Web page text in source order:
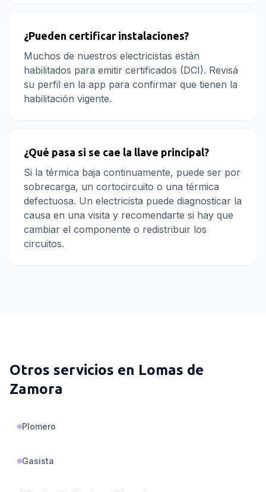
¿Pueden certificar instalaciones?
Muchos de nuestros electricistas están
habilitados para emitir certificados (DCI). Revisá
su perfil en la app para confirmar que tienen la
habilitación vigente.
¿Qué pasa si se cae la llave principal?
Si la térmica baja continuamente, puede ser por
sobrecarga, un cortocircuito o una térmica
defectuosa. Un electricista puede diagnosticar la
causa en una visita y recomendarte si hay que
cambiar el componente o redistribuir los
circuitos.
Otros servicios en Lomas de
Zamora
Plomero
Gasista